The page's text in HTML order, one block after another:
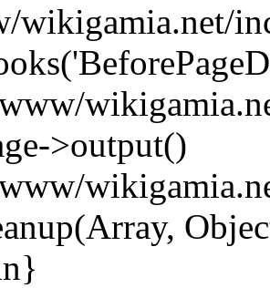
wikigamia.net/
>output()